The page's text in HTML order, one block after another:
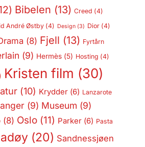
Bibelen (13) Creed (4)
André Østby(4) Design(3) Dior(4)
(8) Fjell (13) Fyrtårn
(9) Hermès(5) Hosting (4)
Kristen film (30)
(10) Krydder(6) Lanzarote
(9) Museum (9)
(8) Oslo(11) Parker(6) Pasta
(20) Sandnessjøen